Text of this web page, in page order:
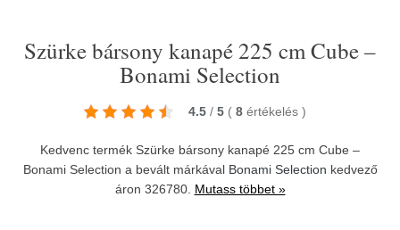
Szürke bársony kanapé 225 cm Cube –
Bonami Selection
4.5 / 5 ( 8 értékelés )
Kedvenc termék Szürke bársony kanapé 225 cm Cube –
Bonami Selection a bevált márkával Bonami Selection kedvező
áron 326780. Mutass többet »